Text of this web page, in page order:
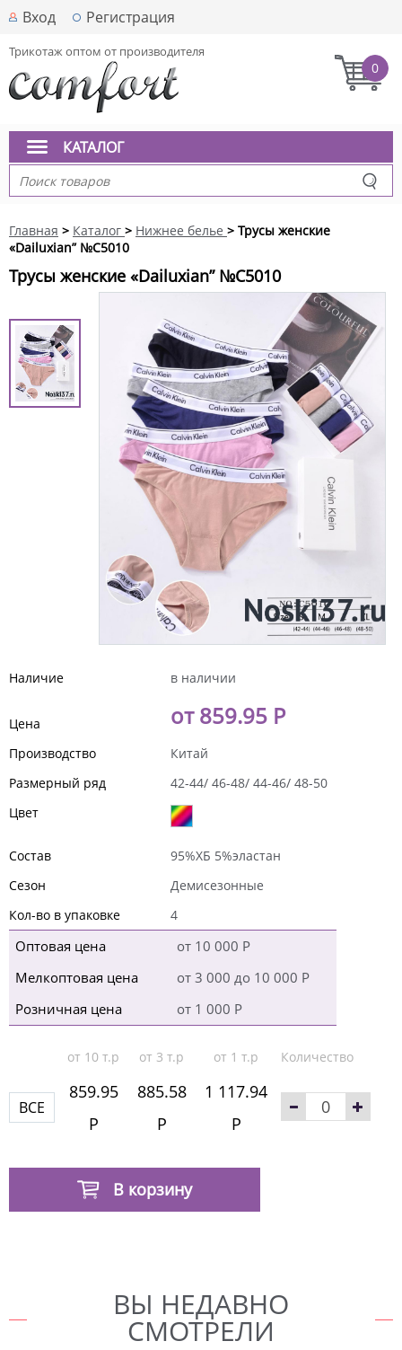
Вход Регистрация
Трикотаж оптом от производителя
0
КАТАЛОГ
Главная > Каталог > Нижнее белье > Трусы женские
«Dailuxian” №C5010
Трусы женские «Dailuxian” №C5010
Наличие в наличии
Цена от 859.95 Р
Производство
Китай
Размерный ряд
42-44/ 46-48/ 44-46/ 48-50
Цвет
Состав
95%ХБ 5%эластан
Сезон
Демисезонные
Кол-во в упаковке
4
Оптовая цена
от 10 000 Р
Мелкоптовая цена
от 3 000 до 10 000 Р
Розничная цена
от 1 000 Р
от 10 т.р от 3 т.р от 1 т.р Количество
ВСЕ
859.95
Р
885.58
Р
1 117.94
Р
В корзину
ВЫ НЕДАВНО
СМОТРЕЛИ